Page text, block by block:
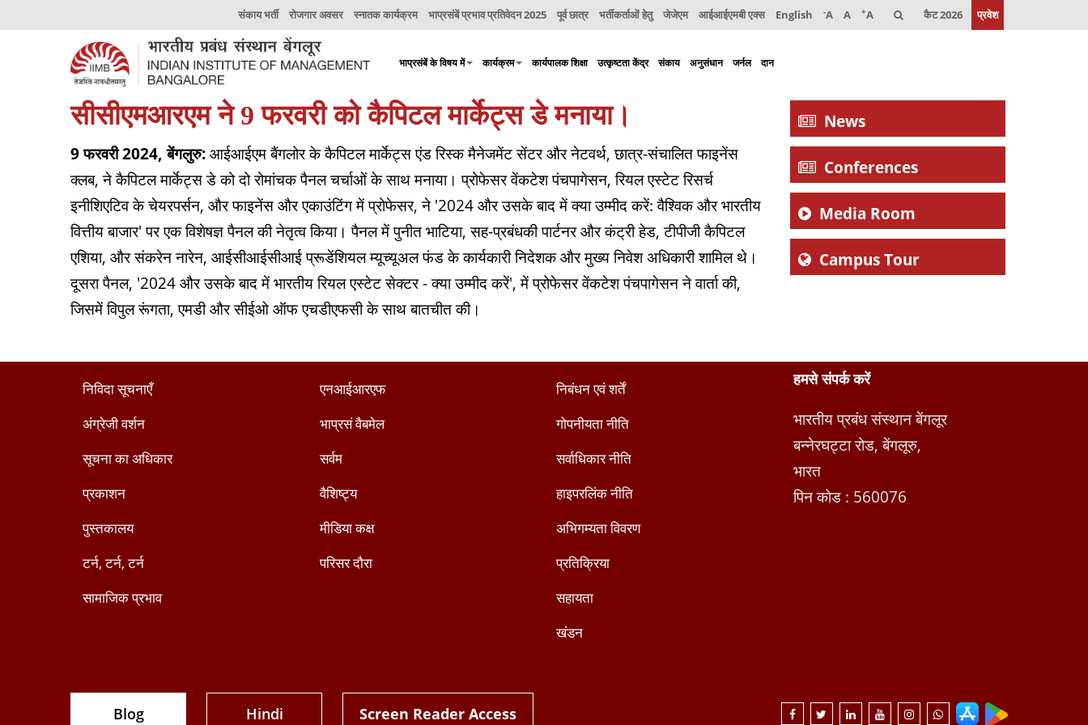
संकाय भर्ती रोजगार अवसर स्नातक कार्यक्रम भाप्रसंबें प्रभाव प्रतिवेदन 2025 पूर्व छात्र भर्तीकर्ताओं हेतु जेजेएम आईआईएमबी एक्स English -A A +A कैट 2026 प्रवेश
भाप्रसंबें के विषय में कार्यक्रम कार्यपालक शिक्षा उत्कृष्टता केंद्र संकाय अनुसंधान जर्नल दान
सीसीएमआरएम ने 9 फरवरी को कैपिटल मार्केट्स डे मनाया।
9 फरवरी 2024, बेंगलुरु:आईआईएम बैंगलोर के कैपिटल मार्केट्स एंड रिस्क मैनेजमेंट सेंटर और नेटवर्थ, छात्र-संचालित फाइनेंस
क्लब, ने कैपिटल मार्केट्स डे को दो रोमांचक पैनल चर्चाओं के साथ मनाया। प्रोफेसर वेंकटेश पंचपागेसन, रियल एस्टेट रिसर्च
इनीशिएटिव के चेयरपर्सन, और फाइनेंस और एकाउंटिंग में प्रोफेसर, ने '2024 और उसके बाद में क्या उम्मीद करें: वैश्विक और भारतीय
वित्तीय बाजार' पर एक विशेषज्ञ पैनल की नेतृत्व किया। पैनल में पुनीत भाटिया, सह-प्रबंधकी पार्टनर और कंट्री हेड, टीपीजी कैपिटल
एशिया, और संकरेन नारेन, आईसीआईसीआई प्रूडेंशियल म्यूच्यूअल फंड के कार्यकारी निदेशक और मुख्य निवेश अधिकारी शामिल थे।
दूसरा पैनल, '2024 और उसके बाद में भारतीय रियल एस्टेट सेक्टर - क्या उम्मीद करें', में प्रोफेसर वेंकटेश पंचपागेसन ने वार्ता की,
जिसमें विपुल रूंगता, एमडी और सीईओ ऑफ एचडीएफसी के साथ बातचीत की।
News
Conferences
Media Room
Campus Tour
निविदा सूचनाएँ
अंग्रेजी वर्शन
सूचना का अधिकार
प्रकाशन
पुस्तकालय
टर्न, टर्न, टर्न
सामाजिक प्रभाव
एनआईआरएफ
भाप्रसं वैबमेल
सर्वम
वैशिष्ट्य
मीडिया कक्ष
परिसर दौरा
निबंधन एवं शर्तें
गोपनीयता नीति
सर्वाधिकार नीति
हाइपरलिंक नीति
अभिगम्यता विवरण
प्रतिक्रिया
सहायता
खंडन
हमसे संपर्क करें
भारतीय प्रबंध संस्थान बेंगलूर
बन्नेरघट्टा रोड, बेंगलूरु,
भारत
पिन कोड : 560076
Blog Hindi Screen Reader Access